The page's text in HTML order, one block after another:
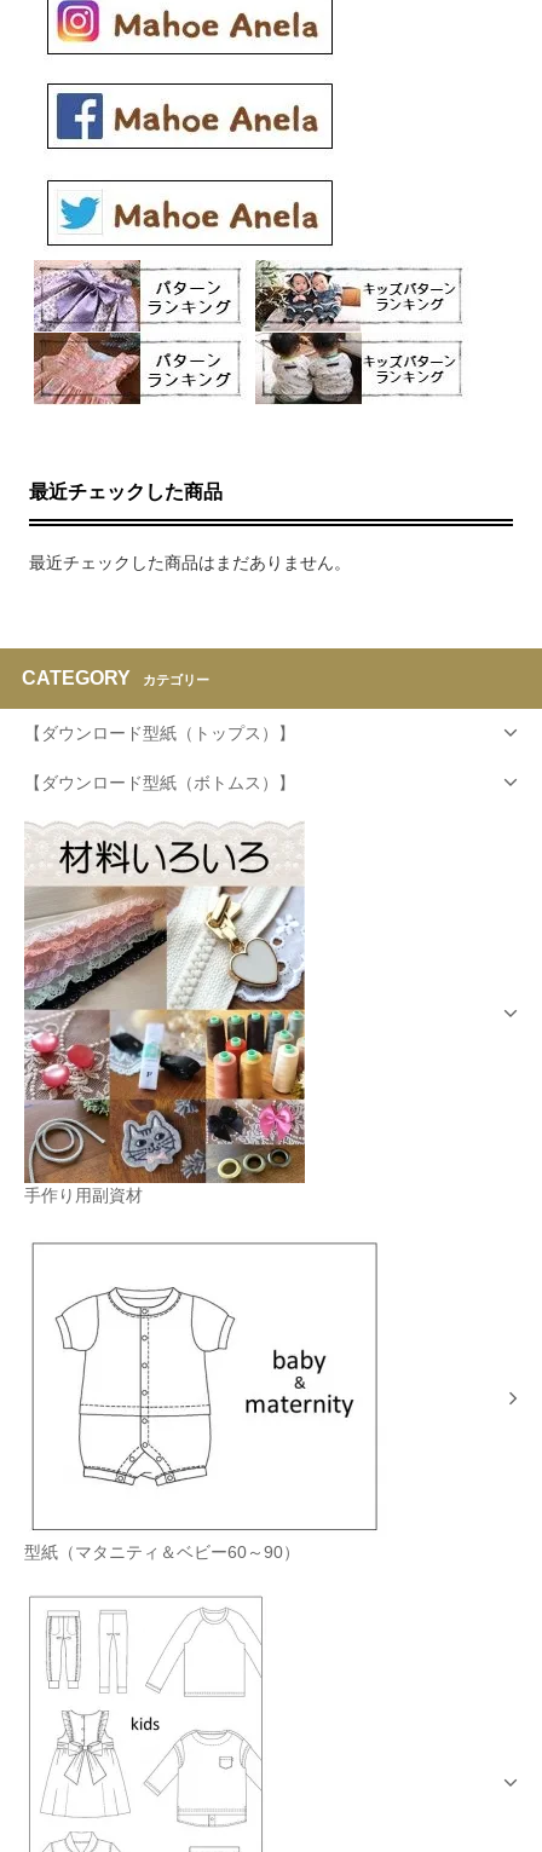
最近チェックした商品
最近チェックした商品はまだありません。
CATEGORY カテゴリー
【ダウンロード型紙（トップス）】
【ダウンロード型紙（ボトムス）】
手作り用副資材
型紙（マタニティ＆ベビー60～90）